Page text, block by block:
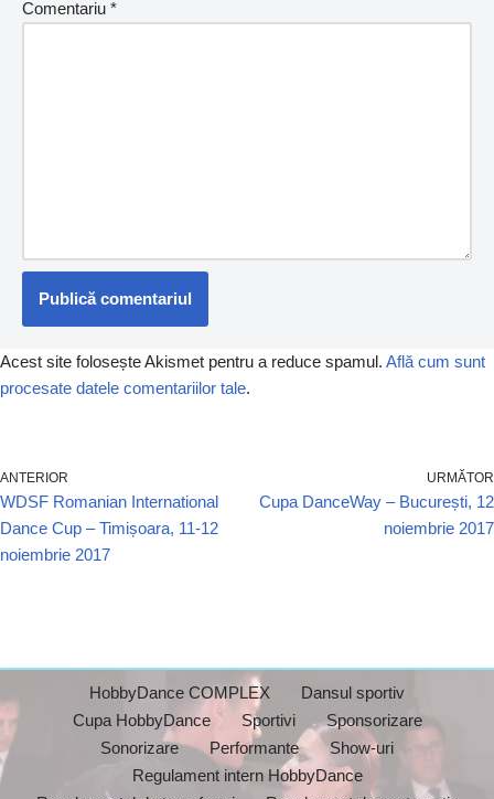
Comentariu *
Acest site folosește Akismet pentru a reduce spamul. Află cum sunt
procesate datele comentariilor tale.
ANTERIOR
WDSF Romanian International
Dance Cup – Timișoara, 11-12
noiembrie 2017
URMĂTOR
Cupa DanceWay – București, 12
noiembrie 2017
HobbyDance COMPLEX
Dansul sportiv
Cupa HobbyDance
Sportivi
Sponsorizare
Sonorizare
Performante
Show-uri
Regulament intern HobbyDance